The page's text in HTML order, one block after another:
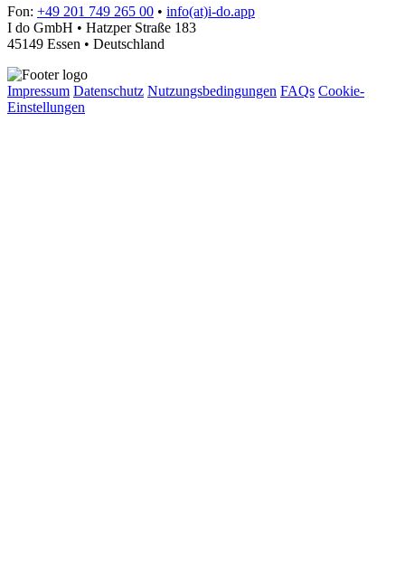
Fon: +49 201 749 265 00 • info(at)i-do.app
I do GmbH • Hatzper Straße 183
45149 Essen • Deutschland
Impressum Datenschutz Nutzungsbedingungen FAQs Cookie-
Einstellungen